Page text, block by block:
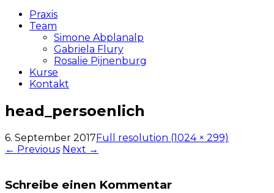
Praxis
Team
Simone Abplanalp
Gabriela Flury
Rosalie Pijnenburg
Kurse
Kontakt
head_persoenlich
6. September 2017Full resolution (1024 × 299)
← Previous Next →
Schreibe einen Kommentar